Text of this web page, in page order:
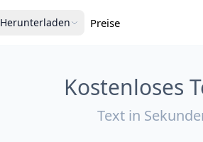
Herunterladen Preise
Kostenloses
Text in